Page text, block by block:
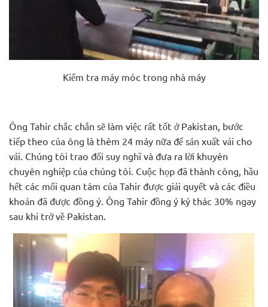
Kiểm tra máy móc trong nhà máy
Ông Tahir chắc chắn sẽ làm việc rất tốt ở Pakistan, bước
tiếp theo của ông là thêm 24 máy nữa để sản xuất vải cho
vải. Chúng tôi trao đổi suy nghĩ và đưa ra lời khuyên
chuyên nghiệp của chúng tôi. Cuộc họp đã thành công, hầu
hết các mối quan tâm của Tahir được giải quyết và các điều
khoản đã được đồng ý. Ông Tahir đồng ý ký thác 30% ngay
sau khi trở về Pakistan.